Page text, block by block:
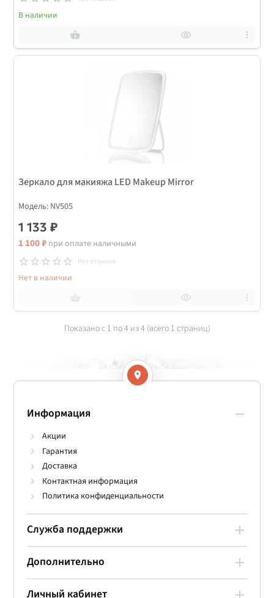
В наличии
Зеркало для макияжа LED Makeup Mirror
Модель: NV505
1 133 ₽
1 100 ₽ при оплате наличными
Нет отзывов
Нет в наличии
Показано с 1 по4 из 4 (всего 1 страниц)
Информация
Акции
Гарантия
Доставка
Контактная информация
Политика конфиденциальности
Служба поддержки
Дополнительно
Личный кабинет